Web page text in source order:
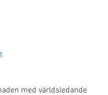
med världsledande